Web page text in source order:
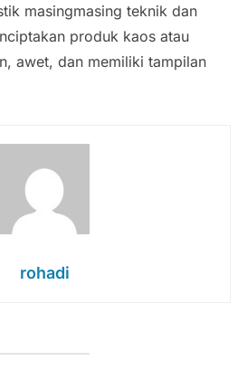
masingmasing teknik dan
produk kaos atau
awet, dan memiliki tampilan
rohadi